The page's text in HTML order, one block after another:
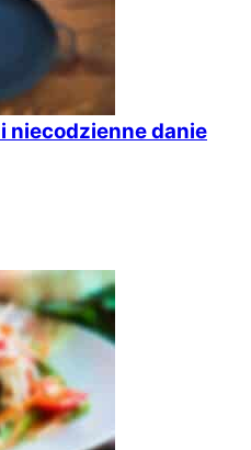
niecodzienne danie